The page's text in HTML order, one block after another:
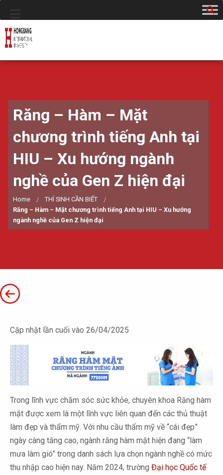
Răng – Hàm – Mặt
chương trình tiếng Anh tại
HIU – Xu hướng ngành
nghề của Gen Z hiện đại
Home
THÍ SINH CẦN BIẾT
Răng – Hàm – Mặt chương trình tiếng Anh tại HIU – Xu hướng
ngành nghề của Gen Z hiện đại
Cập nhật lần cuối vào 26/04/2025
Trong lĩnh vực chăm sóc sức khỏe, chuyên khoa Răng hàm
mặt được xem là một lĩnh vực liên quan đến các thủ thuật
làm đẹp và thẩm mỹ. Với nhu cầu thẩm mỹ về “cái đẹp”
ngày càng tăng cao, ngành răng hàm mặt hiện đang “làm
mưa làm gió” trong danh sách lựa chọn ngành nghề có mức
thu nhập cao hiện nay. Năm 2024, trường Đại học Quốc tế